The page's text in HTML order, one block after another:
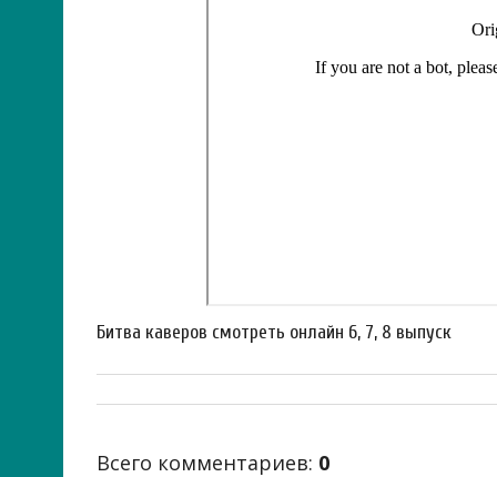
Битва каверов смотреть онлайн 6, 7, 8 выпуск
Всего комментариев: 0